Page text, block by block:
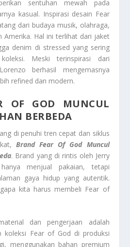
sentuhan mewah pada
kasual. Inspirasi desain Fear
dari budaya musik, olahraga,
Amerika. Hal ini terlihat dari jaket
denim di stressed yang sering
Meski terinspirasi dari
berhasil mengemasnya
refined dan modern.
OF GOD MUNCUL
BERBEDA
di penuhi tren cepat dan siklus
Brand Fear Of God Muncul
. Brand yang di rintis oleh Jerry
menjual pakaian, tetapi
gaya hidup yang autentik.
kita harus membeli Fear of
dan pengerjaan adalah
koleksi Fear of God di produksi
menggunakan bahan premium